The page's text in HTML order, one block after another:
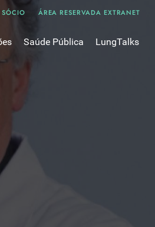
SÓCIO ÁREA RESERVADA EXTRANET
Bibliográfica
Médicas
Recomendações e Tomadas de Posição
Portuguesa de Pneumologia
Saúde Pública
Domiciliários
LungTalks